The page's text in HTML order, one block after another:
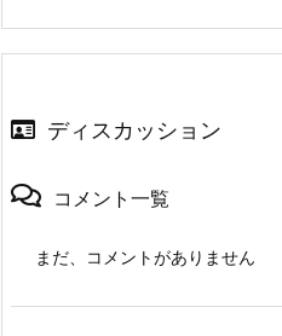
ディスカッション
コメント一覧
まだ、コメントがありません